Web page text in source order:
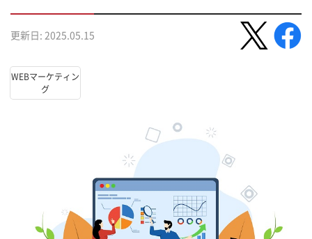
更新日: 2025.05.15
WEBマーケティン
グ